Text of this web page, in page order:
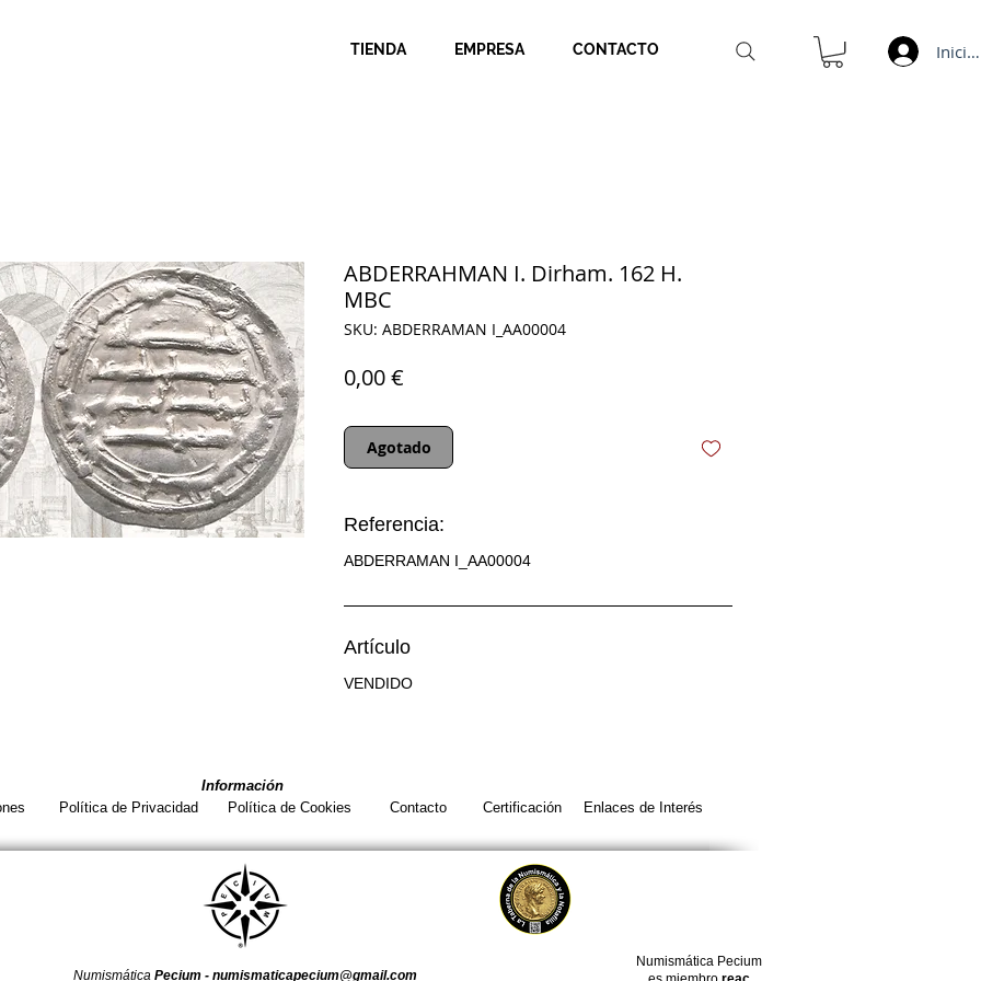
TIENDA EMPRESA CONTACTO
ABDERRAHMAN I. Dirham. 162 H.
MBC
SKU: ABDERRAMAN I_AA00004
0,00 €
Agotado
Referencia:
ABDERRAMAN I_AA00004
Artículo
VENDIDO
Información
Política de Privacidad Política de Cookies Contacto Certificación Enlaces de Interés
Numismática Pecium - numismaticapecium@gmail.com
Numismática Pecium